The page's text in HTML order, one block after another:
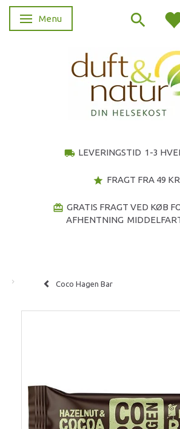
Skifte navigation
Menu
local_shipping LEVERINGSTID 1-3
star FRAGT FRA 49 KR
redeem GRATIS FRAGT VED KØB
AFHENTNING
Coco Hagen Bar